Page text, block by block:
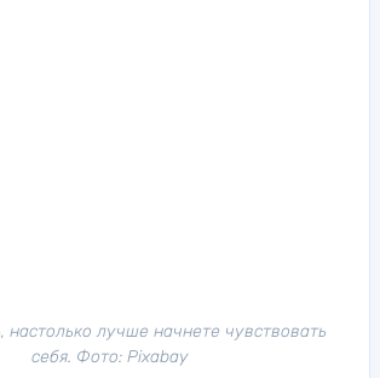
настолько лучше начнете чувствовать
себя. Фото: Pixabay